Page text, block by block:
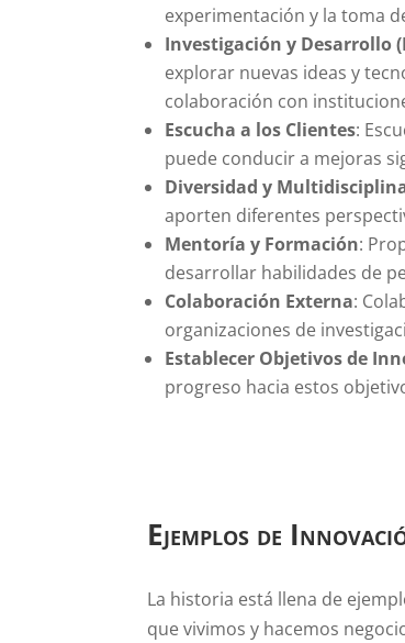
experimentación y la toma
Investigación y Desarrollo
explorar nuevas ideas y
colaboración con
Escucha a los Clientes:
puede conducir a mejoras
Diversidad y
aporten diferentes
Mentoría y Formación:
desarrollar habilidades de
Colaboración Externa:
organizaciones de
Establecer Objetivos de
progreso hacia estos
Ejemplos de
La historia está llena de
que vivimos y hacemos